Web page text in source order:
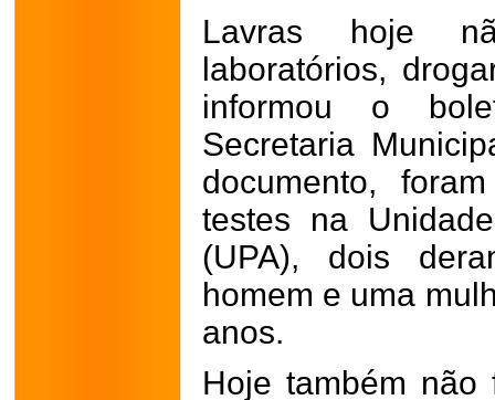
Lavras hoje
laboratórios,
informou o
Secretaria
documento,
testes na
(UPA), dois
homem e uma
anos.
Hoje também não